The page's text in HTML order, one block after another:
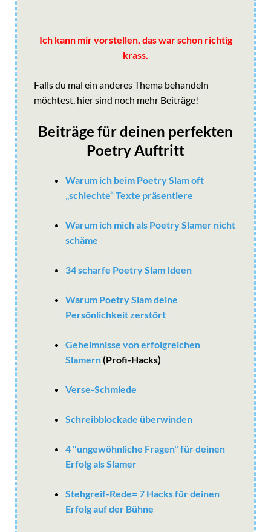
Ich kann mir vorstellen, das war schon richtig
krass.
Falls du mal ein anderes Thema behandeln
möchtest, hier sind noch mehr Beiträge!
Beiträge für deinen perfekten
Poetry Auftritt
Warum ich beim Poetry Slam oft
„schlechte“ Texte präsentiere
Warum ich mich als Poetry Slamer nicht
schäme
34 scharfe Poetry Slam Ideen
Warum Poetry Slam deine
Persönlichkeit zerstört
Geheimnisse von erfolgreichen
Slamern(Profi-Hacks)
Verse-Schmiede
Schreibblockade überwinden
4 "ungewöhnliche Fragen" für deinen
Erfolg als Slamer
Stehgreif-Rede= 7 Hacks für deinen
Erfolg auf der Bühne